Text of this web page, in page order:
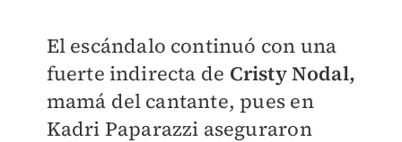
El escándalo continuó con una
fuerte indirecta de Cristy Nodal,
mamá del cantante, pues en
Kadri Paparazzi aseguraron